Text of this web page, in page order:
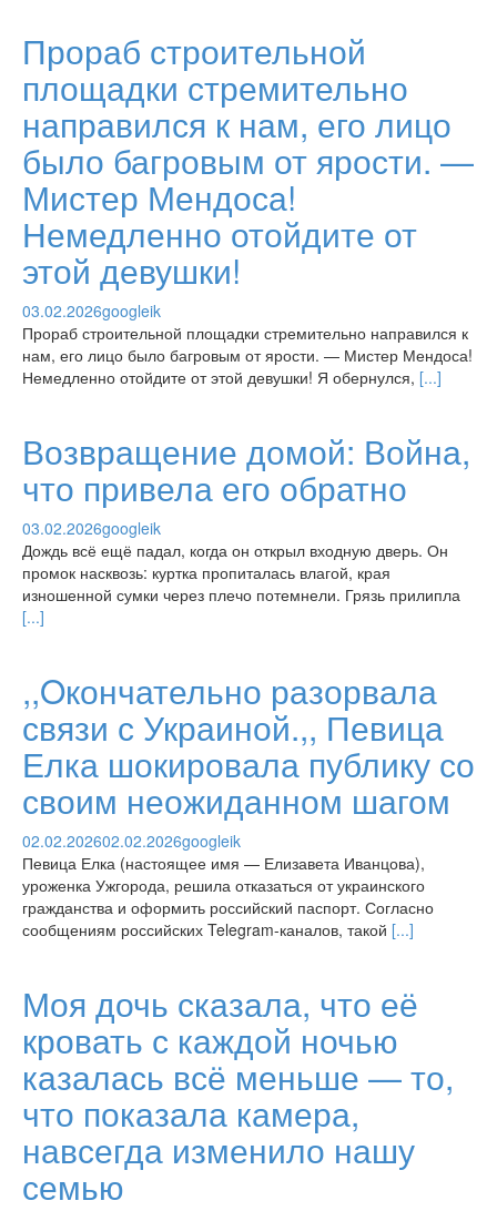
Прораб строительной
площадки стремительно
направился к нам, его лицо
было багровым от ярости. —
Мистер Мендоса!
Немедленно отойдите от
этой девушки!
03.02.2026googleik
Прораб строительной площадки стремительно направился к
нам, его лицо было багровым от ярости. — Мистер Мендоса!
Немедленно отойдите от этой девушки! Я обернулся, [...]
Возвращение домой: Война,
что привела его обратно
03.02.2026googleik
Дождь всё ещё падал, когда он открыл входную дверь. Он
промок насквозь: куртка пропиталась влагой, края
изношенной сумки через плечо потемнели. Грязь прилипла
[...]
,,Oкончательно разорвала
связи с Украиной.,, Певица
Елка шокировала публику со
своим неожиданном шагом
02.02.202602.02.2026googleik
Певица Елка (настоящее имя — Елизавета Иванцова),
уроженка Ужгорода, решила отказаться от украинского
гражданства и оформить российский паспорт. Согласно
сообщениям российских Telegram-каналов, такой [...]
Моя дочь сказала, что её
кровать с каждой ночью
казалась всё меньше — то,
что показала камера,
навсегда изменило нашу
семью